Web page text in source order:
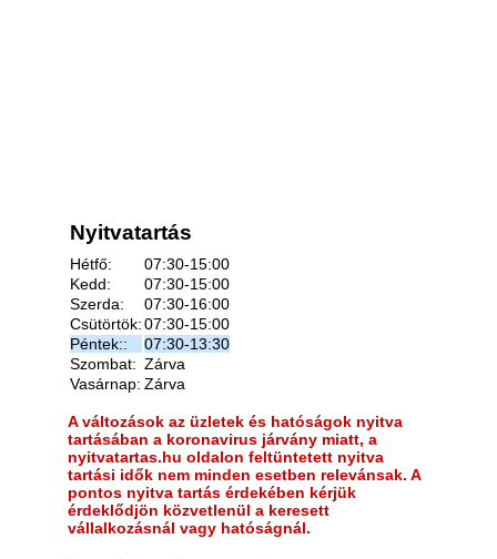
Nyitvatartás
Hétfő:
07:30-15:00
Kedd:
07:30-15:00
Szerda:
07:30-16:00
Csütörtök:07:30-15:00
Péntek::
07:30-13:30
Szombat: Zárva
Vasárnap: Zárva
A változások az üzletek és hatóságok nyitva
tartásában a koronavirus járvány miatt, a
nyitvatartas.hu oldalon feltüntetett nyitva
tartási idők nem minden esetben relevánsak. A
pontos nyitva tartás érdekében kérjük
érdeklődjön közvetlenül a keresett
vállalkozásnál vagy hatóságnál.